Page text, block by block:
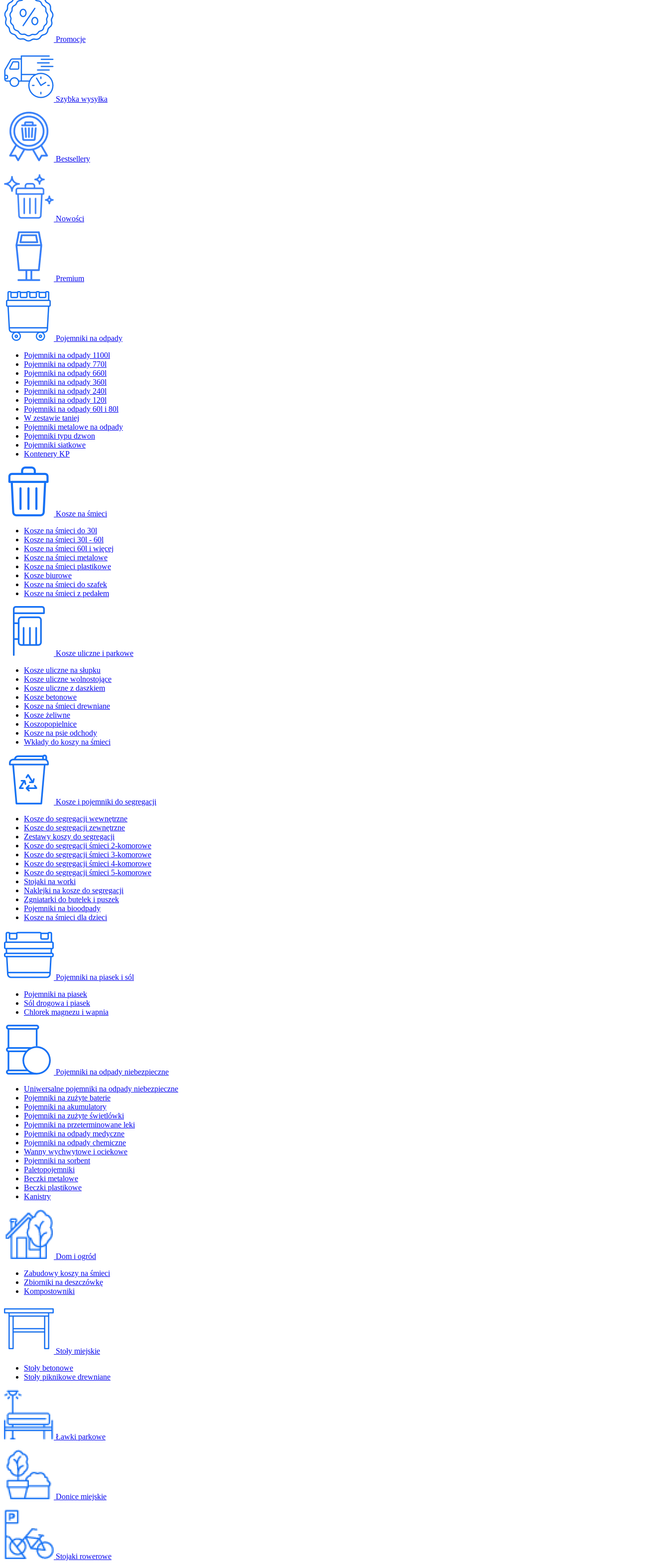
Promocje
Szybka wysyłka
Bestsellery
Nowości
Premium
Pojemniki na odpady
Pojemniki na odpady 1100l
Pojemniki na odpady 770l
Pojemniki na odpady 660l
Pojemniki na odpady 360l
Pojemniki na odpady 240l
Pojemniki na odpady 120l
Pojemniki na odpady 60l i 80l
W zestawie taniej
Pojemniki metalowe na odpady
Pojemniki typu dzwon
Pojemniki siatkowe
Kontenery KP
Kosze na śmieci
Kosze na śmieci do 30l
Kosze na śmieci 30l - 60l
Kosze na śmieci 60l i więcej
Kosze na śmieci metalowe
Kosze na śmieci plastikowe
Kosze biurowe
Kosze na śmieci do szafek
Kosze na śmieci z pedałem
Kosze uliczne i parkowe
Kosze uliczne na słupku
Kosze uliczne wolnostojące
Kosze uliczne z daszkiem
Kosze betonowe
Kosze na śmieci drewniane
Kosze żeliwne
Koszopopielnice
Kosze na psie odchody
Wkłady do koszy na śmieci
Kosze i pojemniki do segregacji
Kosze do segregacji wewnętrzne
Kosze do segregacji zewnętrzne
Zestawy koszy do segregacji
Kosze do segregacji śmieci 2-komorowe
Kosze do segregacji śmieci 3-komorowe
Kosze do segregacji śmieci 4-komorowe
Kosze do segregacji śmieci 5-komorowe
Stojaki na worki
Naklejki na kosze do segregacji
Zgniatarki do butelek i puszek
Pojemniki na bioodpady
Kosze na śmieci dla dzieci
Pojemniki na piasek i sól
Pojemniki na piasek
Sól drogowa i piasek
Chlorek magnezu i wapnia
Pojemniki na odpady niebezpieczne
Uniwersalne pojemniki na odpady niebezpieczne
Pojemniki na zużyte baterie
Pojemniki na akumulatory
Pojemniki na zużyte świetlówki
Pojemniki na przeterminowane leki
Pojemniki na odpady medyczne
Pojemniki na odpady chemiczne
Wanny wychwytowe i ociekowe
Pojemniki na sorbent
Paletopojemniki
Beczki metalowe
Beczki plastikowe
Kanistry
Dom i ogród
Zabudowy koszy na śmieci
Zbiorniki na deszczówkę
Kompostowniki
Stoły miejskie
Stoły betonowe
Stoły piknikowe drewniane
Ławki parkowe
Donice miejskie
Stojaki rowerowe